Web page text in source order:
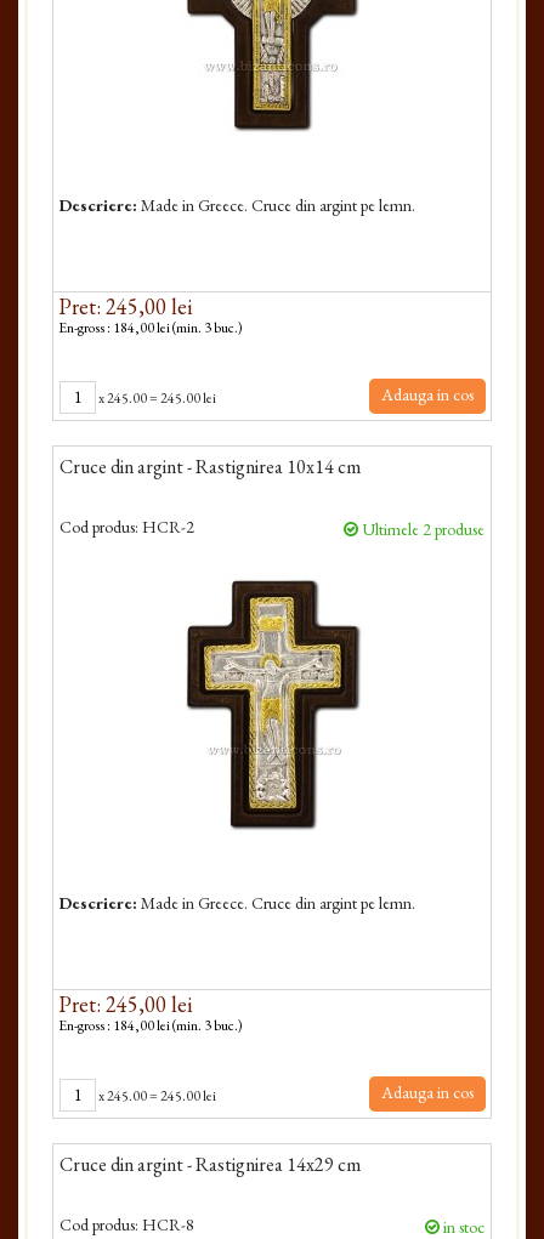
Descriere: Made in Greece. Cruce din argint pe lemn.
Pret: 245,00 lei
En-gross : 184,00 lei (min. 3 buc.)
x245.00=245.00 lei Adauga in cos
Cruce din argint - Rastignirea 10x14 cm
Cod produs: HCR-2 Ultimele 2 produse
Descriere: Made in Greece. Cruce din argint pe lemn.
Pret: 245,00 lei
En-gross : 184,00 lei (min. 3 buc.)
x245.00=245.00 lei Adauga in cos
Cruce din argint - Rastignirea 14x29 cm
Cod produs: HCR-8 in stoc